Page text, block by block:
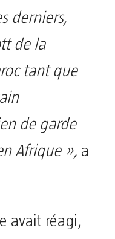
derniers,
de la
tant que
de garde
Afrique », a
avait réagi,